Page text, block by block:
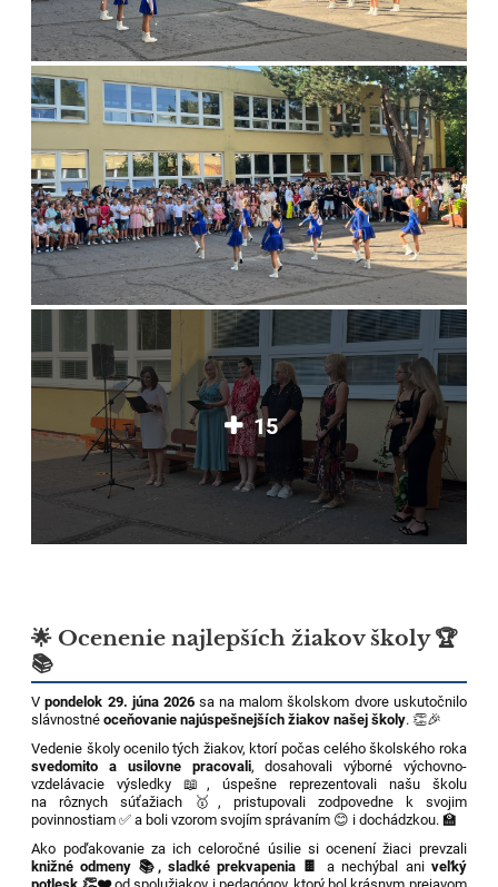
15
🌟 Ocenenie najlepších žiakov školy 🏆
📚
Vpondelok 29. júna 2026sa na malom školskom dvore uskutočnilo
slávnostnéoceňovanie najúspešnejších žiakov našej školy. 👏🎉
Vedenie školy ocenilo tých žiakov, ktorí počas celého školského roka
svedomito a usilovne pracovali, dosahovali výborné výchovno-
vzdelávacie výsledky 📖, úspešne reprezentovali našu školu
na rôznych súťažiach 🥇, pristupovali zodpovedne k svojim
povinnostiam ✅ a boli vzorom svojím správaním 😊 i dochádzkou. 🏫
Ako poďakovanie za ich celoročné úsilie si ocenení žiaci prevzali
knižné odmeny 📚, sladké prekvapenia 🍫
a nechýbal ani veľký